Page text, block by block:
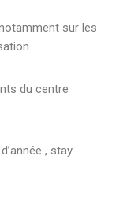
sur les
du centre
, stay